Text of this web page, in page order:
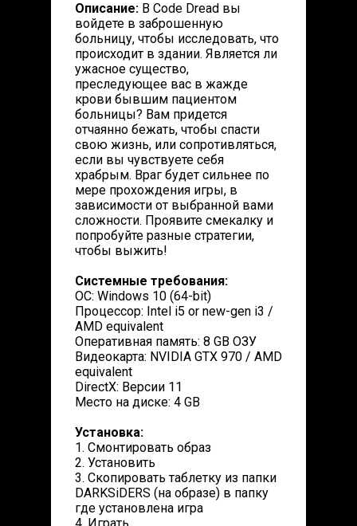
Описание: В Code Dread вы
войдете в заброшенную
больницу, чтобы исследовать, что
происходит в здании. Является ли
ужасное существо,
преследующее вас в жажде
крови бывшим пациентом
больницы? Вам придется
отчаянно бежать, чтобы спасти
свою жизнь, или сопротивляться,
если вы чувствуете себя
храбрым. Враг будет сильнее по
мере прохождения игры, в
зависимости от выбранной вами
сложности. Проявите смекалку и
попробуйте разные стратегии,
чтобы выжить!
Системные требования:
ОС: Windows 10 (64-bit)
Процессор: Intel i5 or new-gen i3 /
AMD equivalent
Оперативная память: 8 GB ОЗУ
Видеокарта: NVIDIA GTX 970 / AMD
equivalent
DirectX: Версии 11
Место на диске: 4 GB
Установка:
1. Смонтировать образ
2. Установить
3. Скопировать таблетку из папки
DARKSiDERS (на образе) в папку
где установлена игра